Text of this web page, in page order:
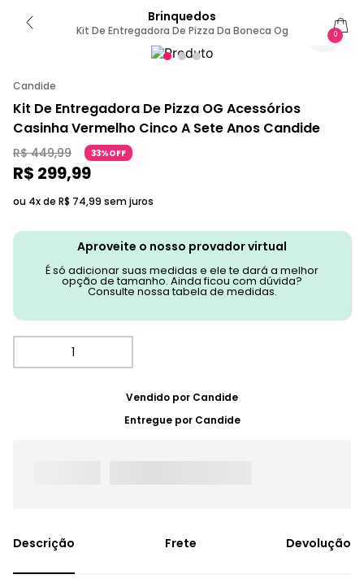
Brinquedos
Kit De Entregadora De Pizza Da Boneca Og 0
Candide
Kit De Entregadora De Pizza OG Acessórios
Casinha Vermelho Cinco A Sete Anos Candide
R$ 449,99 33%OFF
R$ 299,99
ou 4x de R$ 74,99 sem juros
Aproveite o nosso provador virtual
É só adicionar suas medidas e ele te dará a melhor
opção de tamanho. Ainda ficou com dúvida?
Consulte nossa tabela de medidas.
Vendido por Candide
Entregue por Candide
Frete Devolução